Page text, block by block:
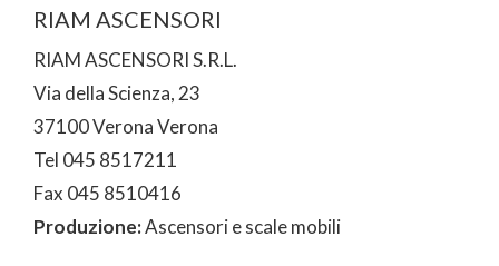
RIAM ASCENSORI
RIAM ASCENSORI S.R.L.
Via della Scienza, 23
37100 Verona Verona
Tel 045 8517211
Fax 045 8510416
Produzione:Ascensori e scale mobili